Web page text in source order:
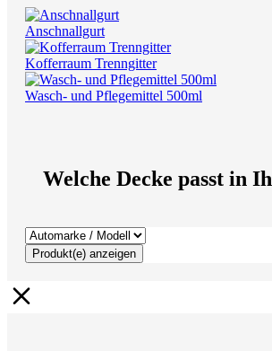
Anschnallgurt
Kofferraum Trenngitter
Wasch- und Pflegemittel 500ml
Welche Decke passt in
Produkt(e) anzeigen